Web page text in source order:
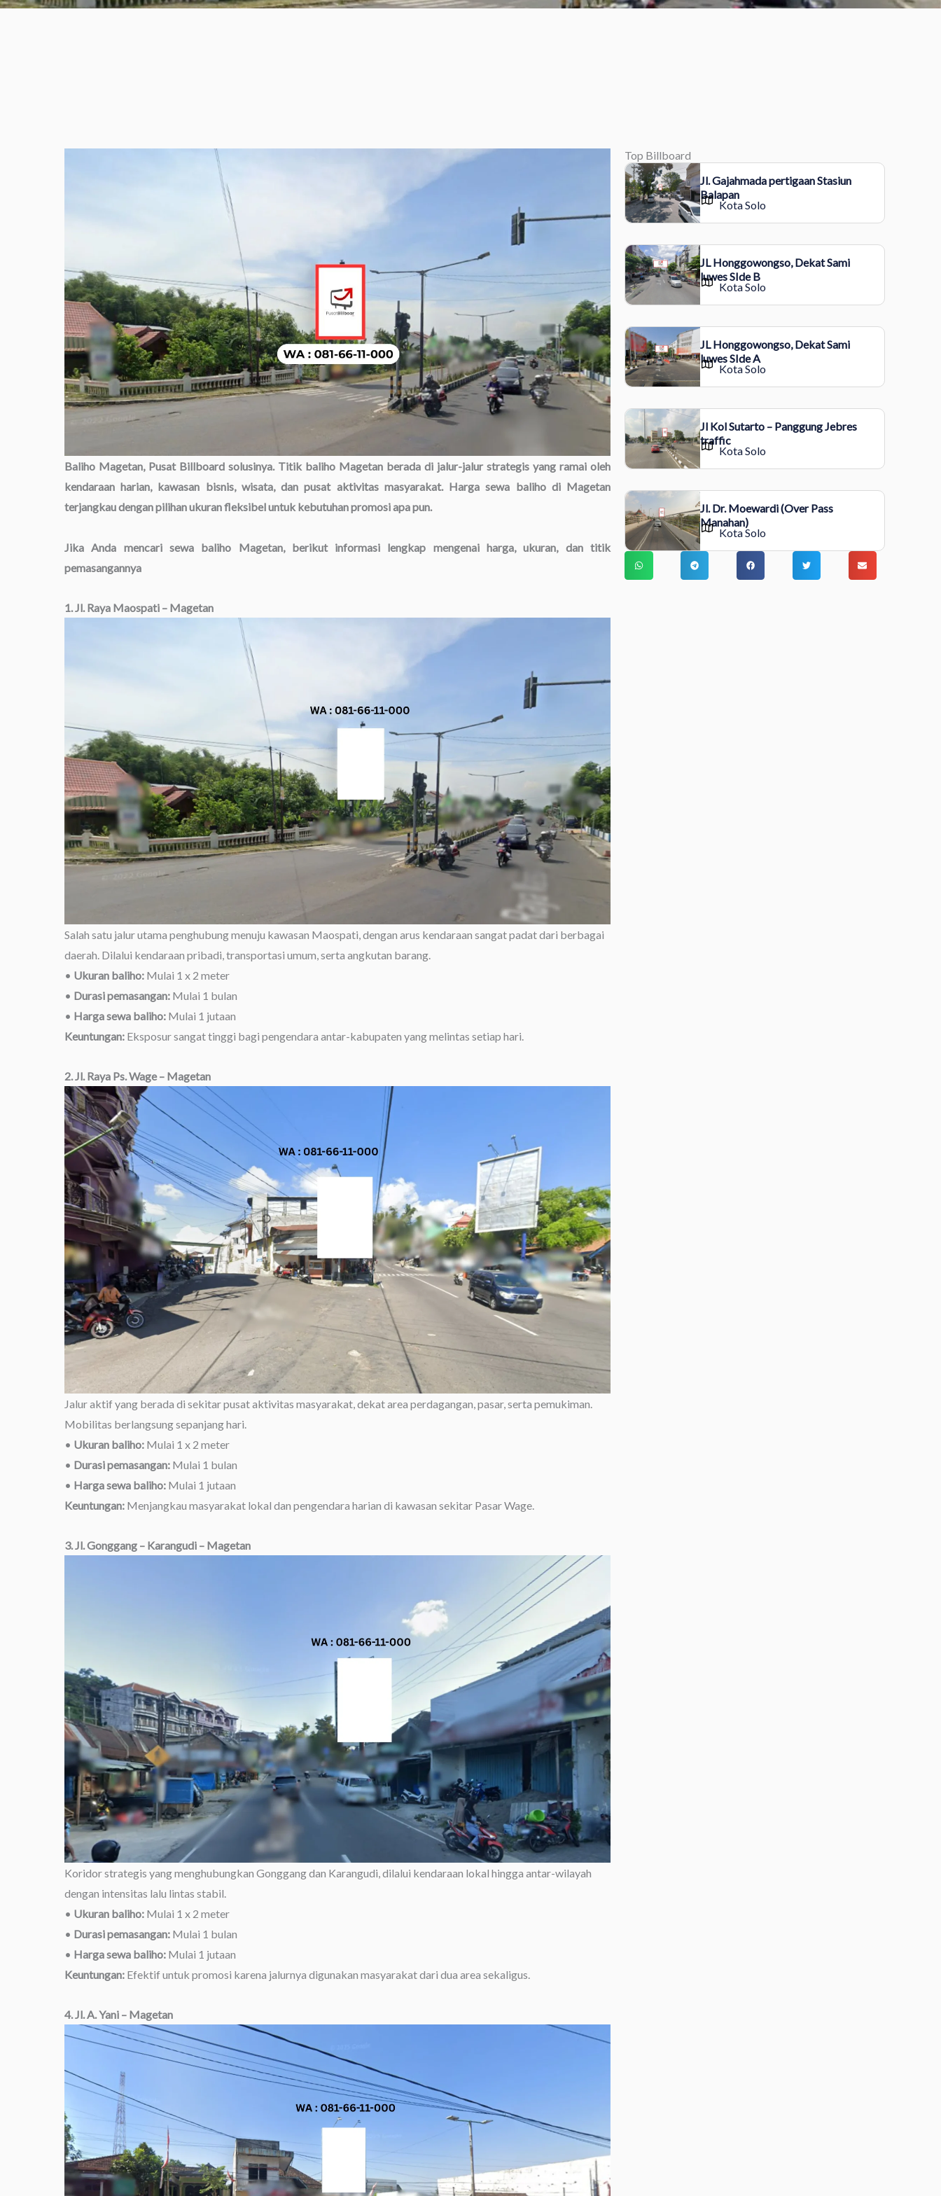
Baliho Magetan, Pusat Billboard solusinya. Titik baliho Magetan berada di jalur-jalur strategis yang ramai oleh
kendaraan harian, kawasan bisnis, wisata, dan pusat aktivitas masyarakat. Harga sewa baliho di Magetan
terjangkau dengan pilihan ukuran fleksibel untuk kebutuhan promosi apa pun.
Jika Anda mencari sewa baliho Magetan, berikut informasi lengkap mengenai harga, ukuran, dan titik
pemasangannya
1. Jl. Raya Maospati – Magetan
Salah satu jalur utama penghubung menuju kawasan Maospati, dengan arus kendaraan sangat padat dari berbagai
daerah. Dilalui kendaraan pribadi, transportasi umum, serta angkutan barang.
• Ukuran baliho: Mulai 1 x 2 meter
• Durasi pemasangan: Mulai 1 bulan
• Harga sewa baliho: Mulai 1 jutaan
Keuntungan: Eksposur sangat tinggi bagi pengendara antar-kabupaten yang melintas setiap hari.
2. Jl. Raya Ps. Wage – Magetan
Jalur aktif yang berada di sekitar pusat aktivitas masyarakat, dekat area perdagangan, pasar, serta pemukiman.
Mobilitas berlangsung sepanjang hari.
• Ukuran baliho: Mulai 1 x 2 meter
• Durasi pemasangan: Mulai 1 bulan
• Harga sewa baliho: Mulai 1 jutaan
Keuntungan: Menjangkau masyarakat lokal dan pengendara harian di kawasan sekitar Pasar Wage.
3. Jl. Gonggang – Karangudi – Magetan
Koridor strategis yang menghubungkan Gonggang dan Karangudi, dilalui kendaraan lokal hingga antar-wilayah
dengan intensitas lalu lintas stabil.
• Ukuran baliho: Mulai 1 x 2 meter
• Durasi pemasangan: Mulai 1 bulan
• Harga sewa baliho: Mulai 1 jutaan
Keuntungan: Efektif untuk promosi karena jalurnya digunakan masyarakat dari dua area sekaligus.
4. Jl. A. Yani – Magetan
Top Billboard
Jl. Gajahmada pertigaan Stasiun
Balapan
Kota Solo
JL Honggowongso, Dekat Sami
luwes SIde B
Kota Solo
JL Honggowongso, Dekat Sami
luwes SIde A
Kota Solo
Jl Kol Sutarto – Panggung Jebres
traffic
Kota Solo
Jl. Dr. Moewardi (Over Pass
Manahan)
Kota Solo